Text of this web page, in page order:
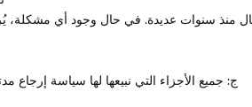
منذ سنوات عديدة. في حال وجود أي مشكلة،
ج: جميع الأجزاء التي نبيعها لها سياسة إرجاع مدتها 30 يومًا من يوم الشحن، ولكن في حالة حدوث ضرر، لا